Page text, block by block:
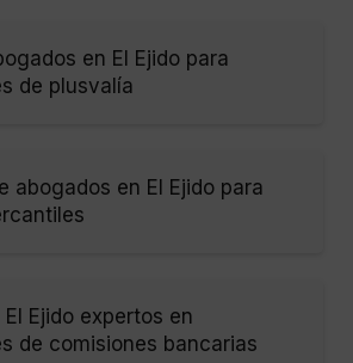
en El Ejido para
de plusvalía
abogados en El Ejido para
Ejido expertos en
de comisiones bancarias